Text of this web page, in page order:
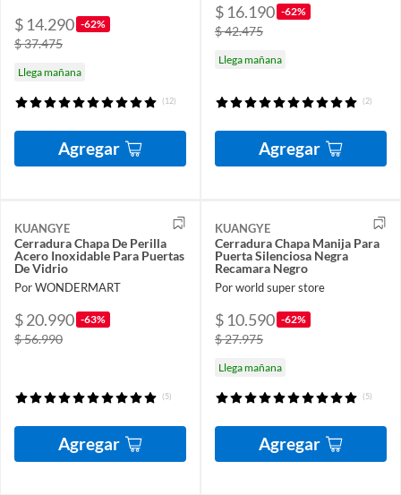
$ 14.290 -62%
$ 37.475
Llega mañana
(12)
Agregar
$ 16.190 -62%
$ 42.475
Llega mañana
(2)
Agregar
KUANGYE
Cerradura Chapa De Perilla
Acero Inoxidable Para Puertas
De Vidrio
Por WONDERMART
$ 20.990 -63%
$ 56.990
(5)
Agregar
KUANGYE
Cerradura Chapa Manija Para
Puerta Silenciosa Negra
Recamara Negro
Por world super store
$ 10.590 -62%
$ 27.975
Llega mañana
(5)
Agregar